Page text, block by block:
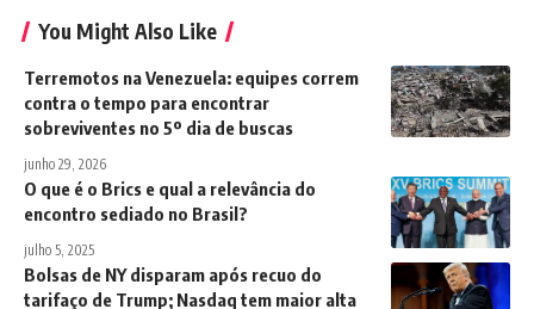
You Might Also Like
Terremotos na Venezuela: equipes correm
contra o tempo para encontrar
sobreviventes no 5º dia de buscas
junho 29, 2026
O que é o Brics e qual a relevância do
encontro sediado no Brasil?
julho 5, 2025
Bolsas de NY disparam após recuo do
tarifaço de Trump; Nasdaq tem maior alta